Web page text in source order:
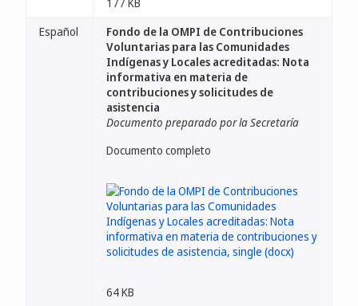
Español
Fondo de la OMPI de Contribuciones
Voluntarias para las Comunidades
Indígenas y Locales acreditadas: Nota
informativa en materia de
contribuciones y solicitudes de
asistencia
Documento preparado por la Secretaría
Documento completo
64 KB